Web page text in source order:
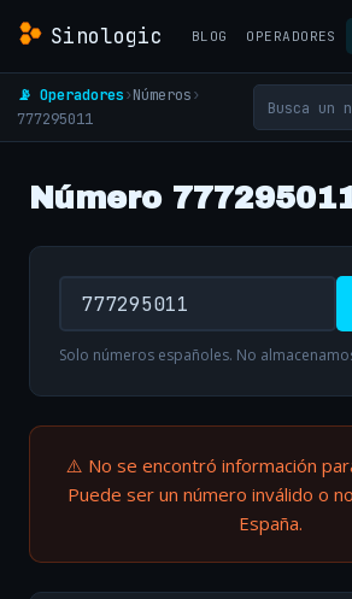
Sinologic BLOG OPERADORES
📡 Operadores›Números›
777295011
Número
Solo números españoles. No
⚠️ No se encontró información
Puede ser un número inválido o
España.